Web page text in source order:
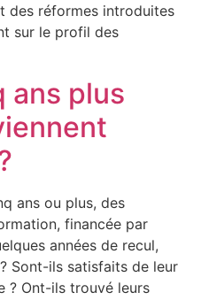
des réformes introduites
sur le profil des
ans plus
ans ou plus, des
financée par
années de recul,
Sont-ils satisfaits de leur
? Ont-ils trouvé leurs